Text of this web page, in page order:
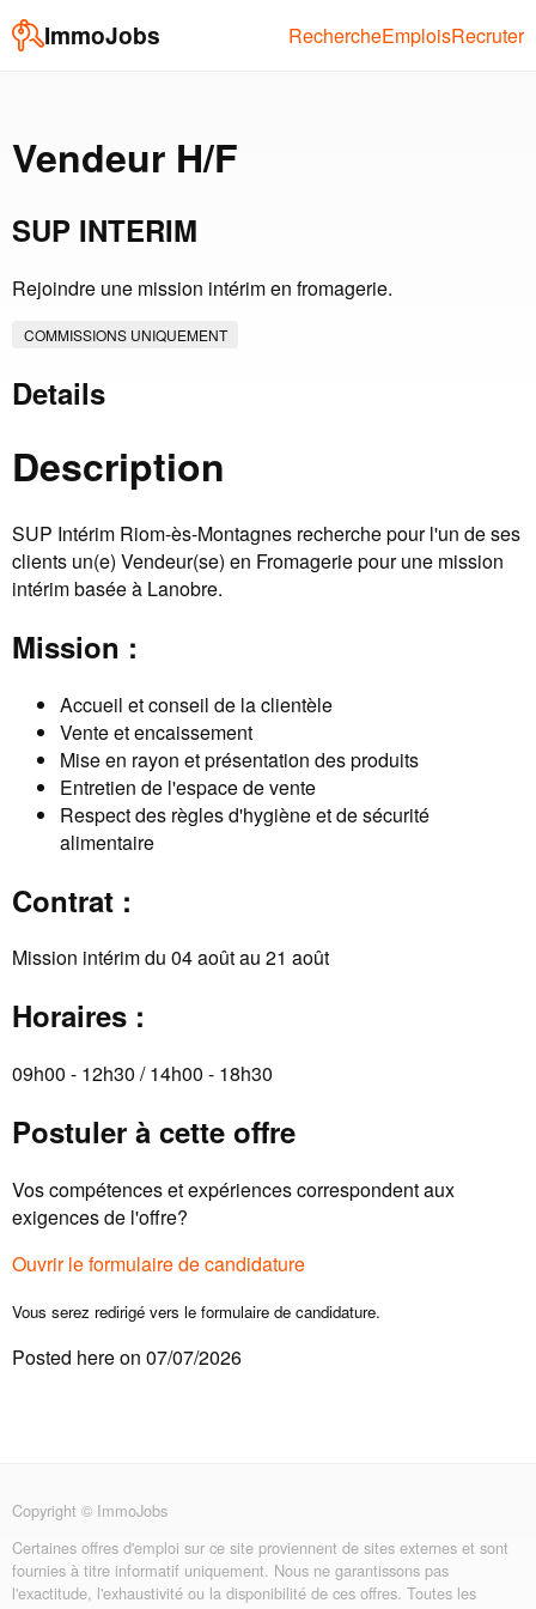
ImmoJobs RechercheEmploisRecruter
Vendeur H/F
SUP INTERIM
Rejoindre une mission intérim en fromagerie.
COMMISSIONS UNIQUEMENT
Details
Description
SUP Intérim Riom-ès-Montagnes recherche pour l'un de ses
clients un(e) Vendeur(se) en Fromagerie pour une mission
intérim basée à Lanobre.
Mission :
Accueil et conseil de la clientèle
Vente et encaissement
Mise en rayon et présentation des produits
Entretien de l'espace de vente
Respect des règles d'hygiène et de sécurité
alimentaire
Contrat :
Mission intérim du 04 août au 21 août
Horaires :
09h00 - 12h30 / 14h00 - 18h30
Postuler à cette offre
Vos compétences et expériences correspondent aux
exigences de l'offre?
Ouvrir le formulaire de candidature
Vous serez redirigé vers le formulaire de candidature.
Posted here on 07/07/2026
Copyright © ImmoJobs
Certaines offres d'emploi sur ce site proviennent de sites externes et sont
fournies à titre informatif uniquement. Nous ne garantissons pas
l'exactitude, l'exhaustivité ou la disponibilité de ces offres. Toutes les